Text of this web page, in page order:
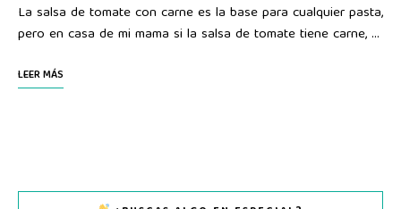
La salsa de tomate con carne es la base para cualquier pasta,
pero en casa de mi mama si la salsa de tomate tiene carne, …
LEER MÁS